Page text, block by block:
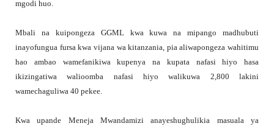
mgodi huo.
Mbali na kuipongeza GGML kwa kuwa na mipango madhubuti
inayofungua fursa kwa vijana wa kitanzania, pia aliwapongeza wahitimu
hao ambao wamefanikiwa kupenya na kupata nafasi hiyo hasa
ikizingatiwa walioomba nafasi hiyo walikuwa 2,800 lakini
wamechaguliwa 40 pekee.
Kwa upande Meneja Mwandamizi anayeshughulikia masuala ya